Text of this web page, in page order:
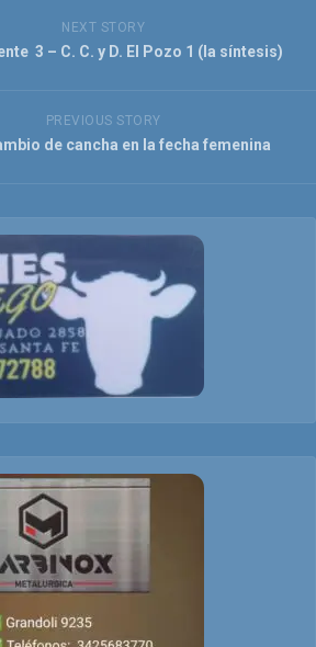
NEXT STORY
3 – C. C. y D. El Pozo 1 (la síntesis)
PREVIOUS STORY
de cancha en la fecha femenina